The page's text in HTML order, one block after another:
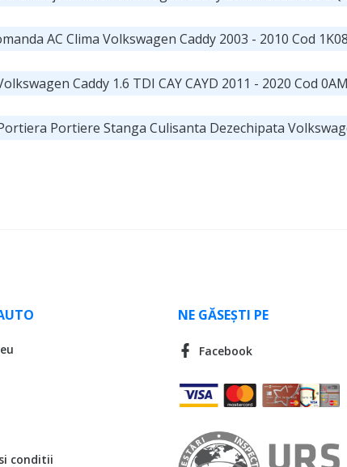
AC Clima Volkswagen Caddy 2003 - 2010 Cod
Caddy 1.6 TDI CAY CAYD 2011 - 2020 Cod
Portiere Stanga Culisanta Dezechipata
conditii
NE GĂSEȘTI PE
Facebook